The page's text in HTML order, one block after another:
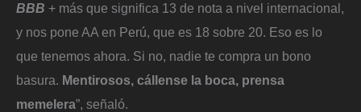
BBB + más que significa 13 de nota a nivel internacional,
y nos pone AA en Perú, que es 18 sobre 20. Eso es lo
que tenemos ahora. Si no, nadie te compra un bono
basura. Mentirosos, cállense la boca, prensa
memelera”, señaló.